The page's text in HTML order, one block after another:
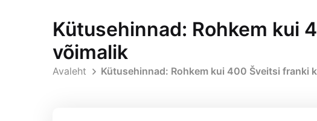
Kütusehinnad: Rohkem kui
võimalik
Avaleht Kütusehinnad: Rohkem kui 400 Šveitsi franki